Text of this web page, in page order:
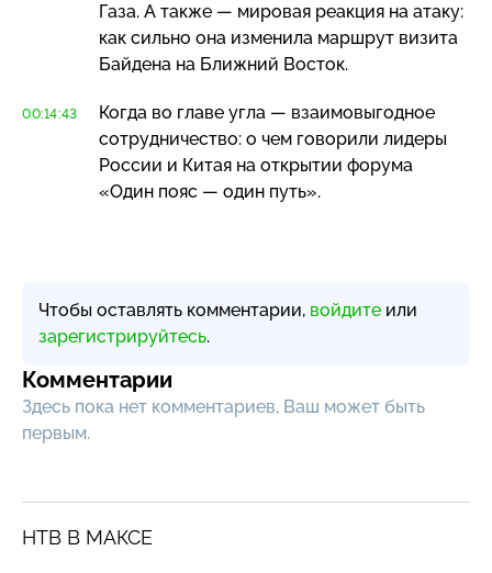
Газа. А также — мировая реакция на атаку:
как сильно она изменила маршрут визита
Байдена на Ближний Восток.
00:14:43
Когда во главе угла — взаимовыгодное
сотрудничество: о чем говорили лидеры
России и Китая на открытии форума
«Один пояс — один путь».
Чтобы оставлять комментарии, войдите или
зарегистрируйтесь.
Комментарии
Здесь пока нет комментариев, Ваш может быть
первым.
НТВ В МАКСЕ